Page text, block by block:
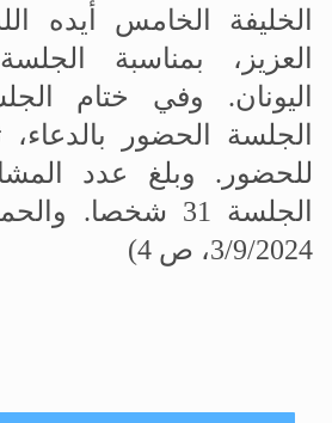
الخليفة الخامس أيده
العزيز، بمناسبة
اليونان. وفي ختام
الجلسة الحضور
للحضور. وبلغ عدد
الجلسة 31 شخصا.
3/9/2024، ص 4)